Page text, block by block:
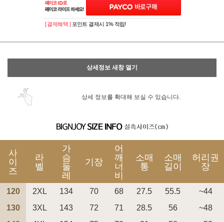
[ 결제혜택 ] 포인트 결제시 1% 적립!
상세정보 새창 열기
상세 정보를 확대해 보실 수 있습니다.
사
이
즈
라
벨
가
슴
둘
레
기장
어
깨
너
비
소매
통
소매
길이
허리권
장
120 2XL 134 70 68 27.5 55.5
~44
130
3XL 143 72 71 28.5 56
~48